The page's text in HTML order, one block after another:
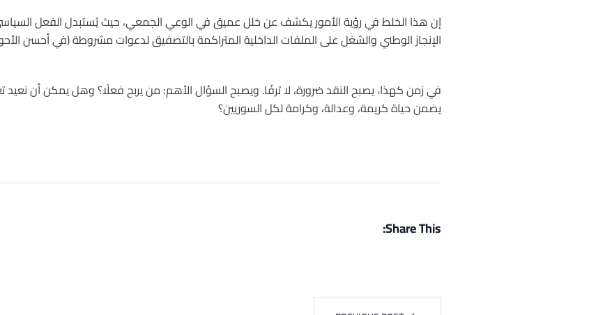
إن هذا الخلط في رؤية الأمور يكشف عن خلل عميق في الوعي الجمعي، حيث يُستبدل الفعل
الإنجاز الوطني والشغل على الملفات الداخلية المتراكمة بالتصفيق لدعوات مشروطة (في أحسن
في زمن كهذا، يصبح النقد ضرورة، لا ترفًا. ويصبح السؤال الأهم: من يربح فعلًا؟ وهل يمكن أن نعيد
يضمن حياة كريمة، وعدالة، وكرامة لكل السوريين؟
Share This: